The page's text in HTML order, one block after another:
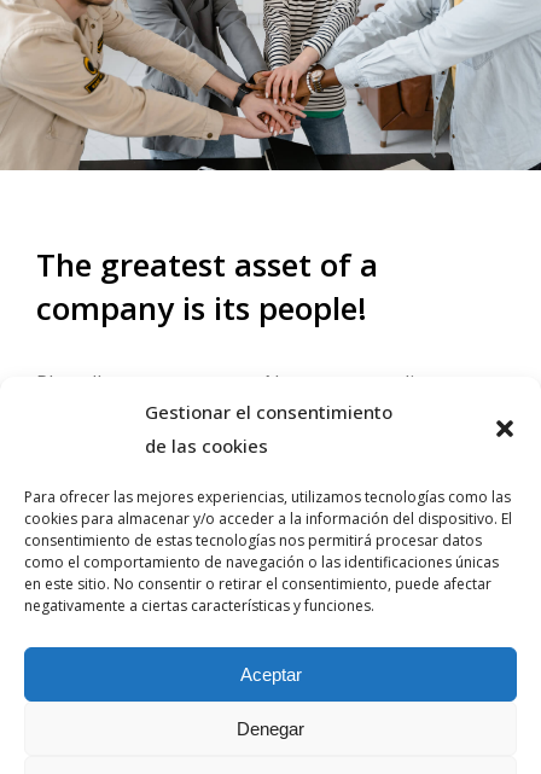
Gestionar el consentimiento
de las cookies
Para ofrecer las mejores experiencias, utilizamos tecnologías como las
cookies para almacenar y/o acceder a la información del dispositivo. El
consentimiento de estas tecnologías nos permitirá procesar datos
como el comportamiento de navegación o las identificaciones únicas
en este sitio. No consentir o retirar el consentimiento, puede afectar
negativamente a ciertas características y funciones.
Aceptar
Denegar
The greatest asset of a
company is its people!
Phasellus et ornare sem. Nam posuere aliquam
egestas. Sed tortor magna, commodo mattis augue
nec, cursus lobortis nunc. Nullam aliquet nulla
dolor amet eleifend.
Health insurance
Holiday bonuses
Profit-sharing bonuses
Flexible business hours